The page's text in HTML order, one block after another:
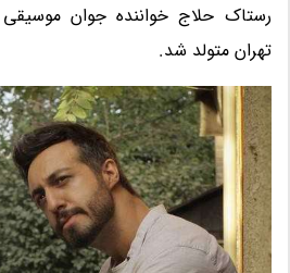
تهران متولد شد.